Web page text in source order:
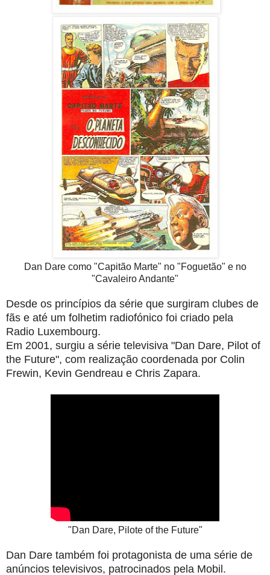
Dan Dare como "Capitão Marte" no "Foguetão" e no
"Cavaleiro Andante"
Desde os princípios da série que surgiram clubes de
fãs e até um folhetim radiofónico foi criado pela
Radio Luxembourg.
Em 2001, surgiu a série televisiva "Dan Dare, Pilot of
the Future", com realização coordenada por Colin
Frewin, Kevin Gendreau e Chris Zapara.
"Dan Dare, Pilote of the Future"
Dan Dare também foi protagonista de uma série de
anúncios televisivos, patrocinados pela Mobil.